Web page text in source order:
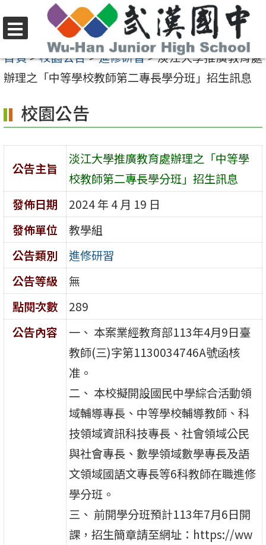
至
要
容
區
選
單
首頁>校園公告>進修研習>淡江大學推廣教育處
辦理之「中等學校教師第二專長學分班」招生訊息
校園公告
公告主旨
淡江大學推廣教育處辦理之「中等學
校教師第二專長學分班」招生訊息
發佈日期
2024 年 4 月 19 日
發佈單位
教學組
公告類別
進修研習
公告等級
無
點閱次數
289
公告內容
一、 本案業經教育部113年4月9日臺
教師(三)字第1130034746A號函核
准。
二、 本校擬開設國民中學綜合活動領
域輔導專長、中等學校輔導教師、科
技領域資訊科技專長、社會領域公民
與社會專長、數學領域數學專長及語
文領域國語文專長等6科教師在職進修
學分班。
三、 前開學分班預計113年7月6日開
課，招生簡章請至網址：https://ww